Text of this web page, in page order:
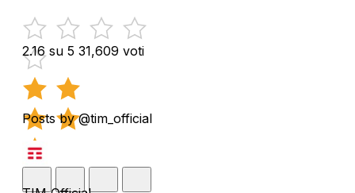
2.16 su 5 31,609 voti
Posts by @tim_official